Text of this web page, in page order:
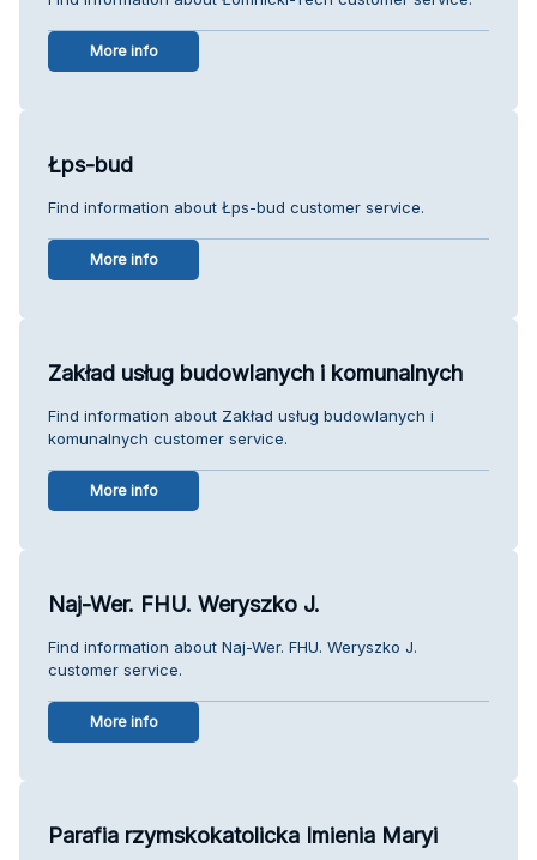
More info
Łps-bud
Find information about Łps-bud customer service.
More info
Zakład usług budowlanych i komunalnych
Find information about Zakład usług budowlanych i
komunalnych customer service.
More info
Naj-Wer. FHU. Weryszko J.
Find information about Naj-Wer. FHU. Weryszko J.
customer service.
More info
Parafia rzymskokatolicka Imienia Maryi